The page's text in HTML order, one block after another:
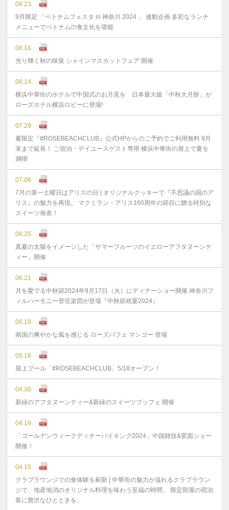
08.23
9月限定 「ベトナムフェスタ in 神奈川 2024 」 連動企画 多彩なランチ
メニューでベトナムの食文化を堪能
08.16
光り輝く秋の味覚 シャインマスカットフェア 開催
08.14
横浜中華街のホテルで中国式のお月見を 日本最大級「中秋大月餅」が
ローズホテル横浜ロビーに登場!
07.29
夏限定『#ROSEBEACHCLUB』公式HPからのご予約でご利用無料 9月
末まで延⻑！ ご宿泊・デイユースゲスト専用 横浜中華街の屋上で夏を
満喫
07.06
7月の第一土曜日はアリスの日 | オリジナルクッキーで『不思議の国のア
リス』の魅力を再現。 マクミラン・アリス160周年の節目に贈る特別な
スイーツ発表！
06.25
真夏の太陽をイメージした「サマーフルーツのイエローアフタヌーンテ
ィー」開催
06.21
月を愛でる中秋節2024年9月17日（火）にディナーショー開催 神奈川フ
ィルハーモニー管弦楽団が登場『中秋節祝宴2024』
06.19
南国の爽やかな風を感じる ローズパフェ マンゴー 登場
05.16
屋上プール「#ROSEBEACHCLUB」5/18オープン！
04.30
新緑のアフタヌーンティー&新緑のスイーツブッフェ 開催
04.19
「ゴールデンウィークディナーバイキング2024」中国雑技&変面ショー
開催！
04.15
クラブラウンジでの食体験を刷新 | 中華街の魅力が溢れるクラブラウン
ジで、地産地消のオリジナル料理を味わう至福の時間。 限定部屋の宿泊
客に贅沢なひとときを。